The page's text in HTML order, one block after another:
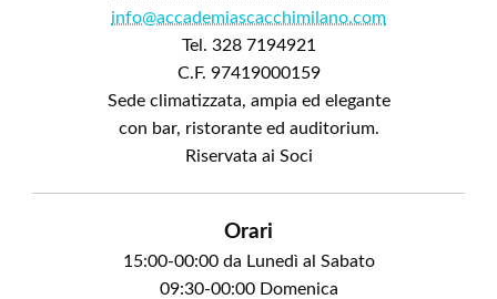
info@accademiascacchimilano.com
Tel. 328 7194921
C.F. 97419000159
Sede climatizzata, ampia ed elegante
con bar, ristorante ed auditorium.
Riservata ai Soci
Orari
15:00-00:00 da Lunedì al Sabato
09:30-00:00 Domenica